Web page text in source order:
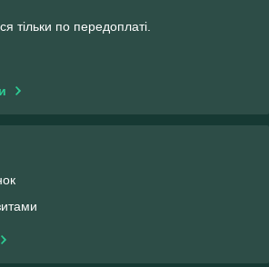
тільки по передоплаті.